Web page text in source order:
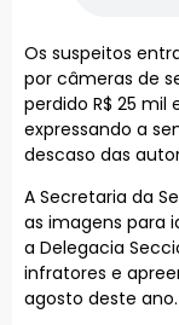
Os suspeitos
por câmeras de
perdido R$ 25
expressando a
descaso das
A Secretaria da
as imagens para
a Delegacia
infratores e
agosto deste ano.